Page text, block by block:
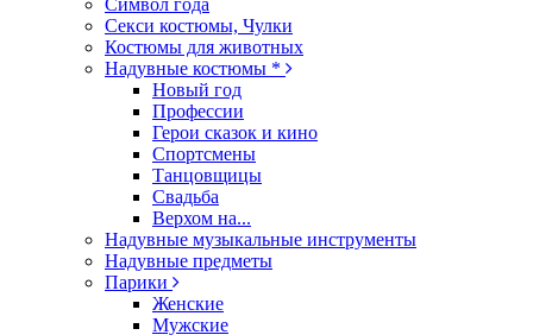
Символ года
Секси костюмы, Чулки
Костюмы для животных
Надувные костюмы *
Новый год
Профессии
Герои сказок и кино
Спортсмены
Танцовщицы
Свадьба
Верхом на...
Надувные музыкальные инструменты
Надувные предметы
Парики
Женские
Мужские